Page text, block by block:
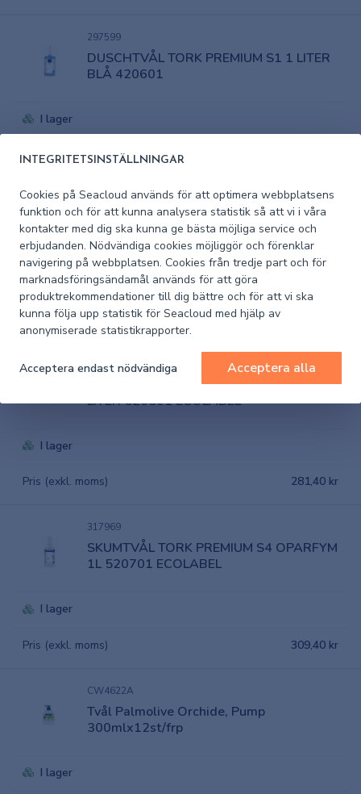
INTEGRITETSINSTÄLLNINGAR
Cookies på Seacloud används för att optimera webbplatsens
funktion och för att kunna analysera statistik så att vi i våra
kontakter med dig ska kunna ge bästa möjliga service och
erbjudanden. Nödvändiga cookies möjliggör och förenklar
navigering på webbplatsen. Cookies från tredje part och för
marknadsföringsändamål används för att göra
produktrekommendationer till dig bättre och för att vi ska
kunna följa upp statistik för Seacloud med hjälp av
anonymiserade statistikrapporter.
Acceptera endast nödvändiga Acceptera alla
297599
DUSCHTVÅL TORK PREMIUM S1 1 LITER
BLÅ 420601
I lager
Pris (exkl. moms)
317916
HANDTVÅL NIVEA FAST 100 GRAM 3-
PACK!
I lager
Pris (exkl. moms)
317968
SKUMTVÅL TORK PREMIUM S4 MILD 1
LITER 520501 ECOLABEL
I lager
Pris (exkl. moms) 281,40 kr
317969
SKUMTVÅL TORK PREMIUM S4 OPARFYM
1L 520701 ECOLABEL
I lager
Pris (exkl. moms) 309,40 kr
CW4622A
Tvål Palmolive Orchide, Pump
300mlx12st/frp
I lager